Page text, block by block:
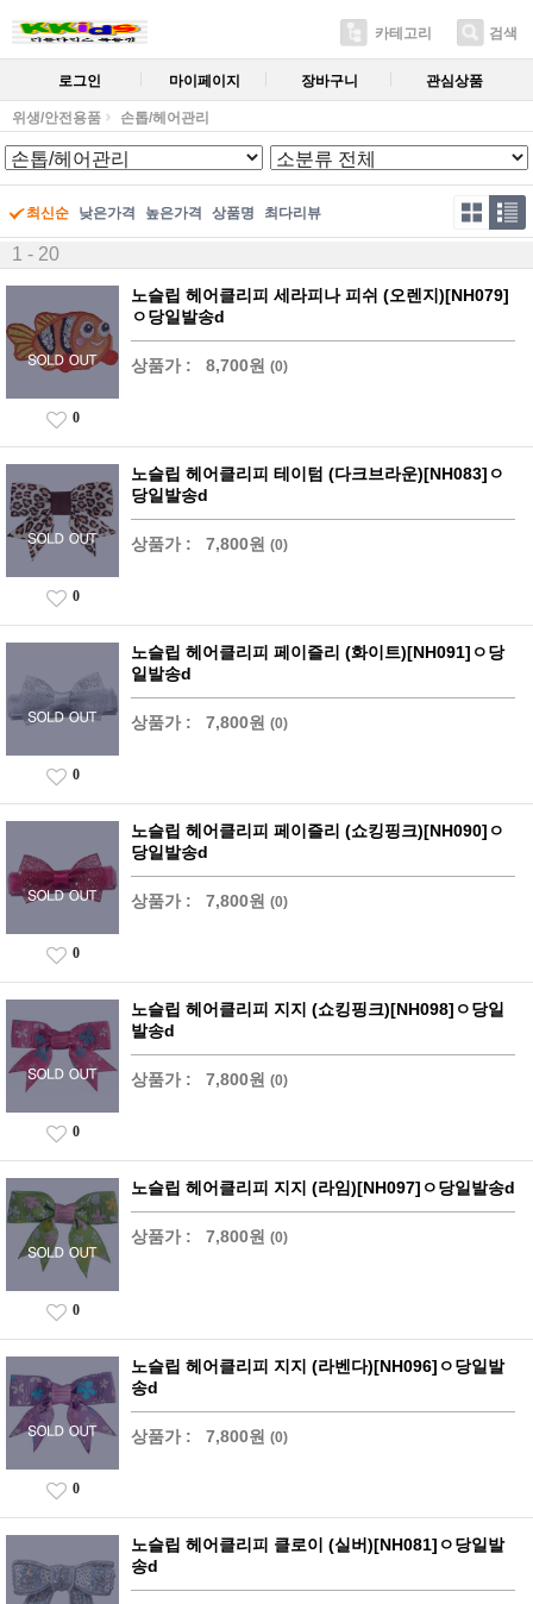
카테고리 검색
로그인 마이페이지 장바구니 관심상품
위생/안전용품 손톱/헤어관리
최신순 낮은가격 높은가격 상품명 최다리뷰
1 - 20
노슬립 헤어클리피 세라피나 피쉬 (오렌지)[NH079]
ㅇ당일발송d
상품가 : 8,700원 (0)
0
노슬립 헤어클리피 테이텀 (다크브라운)[NH083]ㅇ
당일발송d
상품가 : 7,800원 (0)
0
노슬립 헤어클리피 페이즐리 (화이트)[NH091]ㅇ당
일발송d
상품가 : 7,800원 (0)
0
노슬립 헤어클리피 페이즐리 (쇼킹핑크)[NH090]ㅇ
당일발송d
상품가 : 7,800원 (0)
0
노슬립 헤어클리피 지지 (쇼킹핑크)[NH098]ㅇ당일
발송d
상품가 : 7,800원 (0)
0
노슬립 헤어클리피 지지 (라임)[NH097]ㅇ당일발송d
상품가 : 7,800원 (0)
0
노슬립 헤어클리피 지지 (라벤다)[NH096]ㅇ당일발
송d
상품가 : 7,800원 (0)
0
노슬립 헤어클리피 클로이 (실버)[NH081]ㅇ당일발
송d